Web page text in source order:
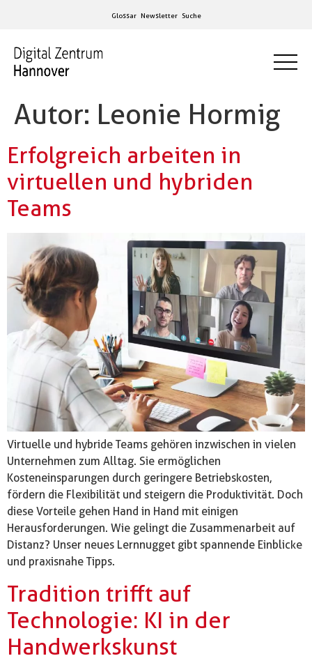
Glossar Newsletter Suche
Autor: Leonie Hormig
Erfolgreich arbeiten in
virtuellen und hybriden
Teams
Virtuelle und hybride Teams gehören inzwischen in vielen
Unternehmen zum Alltag. Sie ermöglichen
Kosteneinsparungen durch geringere Betriebskosten,
fördern die Flexibilität und steigern die Produktivität. Doch
diese Vorteile gehen Hand in Hand mit einigen
Herausforderungen. Wie gelingt die Zusammenarbeit auf
Distanz? Unser neues Lernnugget gibt spannende Einblicke
und praxisnahe Tipps.
Tradition trifft auf
Technologie: KI in der
Handwerkskunst